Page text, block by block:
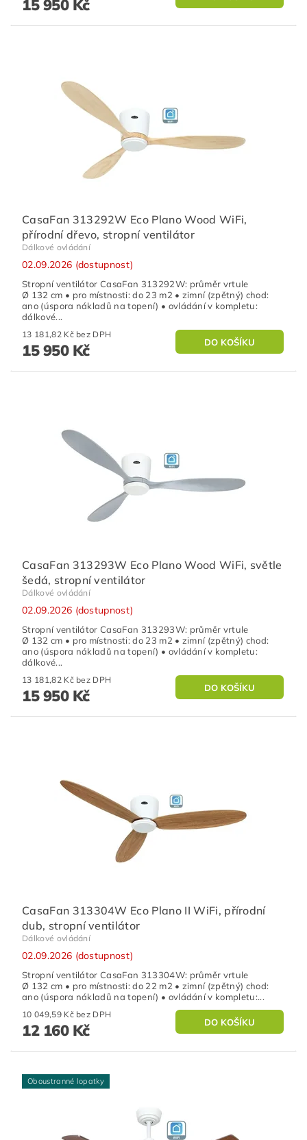
15 950 Kč
CasaFan 313292W Eco Plano Wood WiFi,
přírodní dřevo, stropní ventilátor
Dálkové ovládání
02.09.2026 (dostupnost)
Stropní ventilátor CasaFan 313292W: průměr vrtule
Ø 132 cm • pro místnosti: do 23 m2 • zimní (zpětný) chod:
ano (úspora nákladů na topení) • ovládání v kompletu:
dálkové...
13 181,82 Kč bez DPH
15 950 Kč
CasaFan 313293W Eco Plano Wood WiFi, světle
šedá, stropní ventilátor
Dálkové ovládání
02.09.2026 (dostupnost)
Stropní ventilátor CasaFan 313293W: průměr vrtule
Ø 132 cm • pro místnosti: do 23 m2 • zimní (zpětný) chod:
ano (úspora nákladů na topení) • ovládání v kompletu:
dálkové...
13 181,82 Kč bez DPH
15 950 Kč
CasaFan 313304W Eco Plano II WiFi, přírodní
dub, stropní ventilátor
Dálkové ovládání
02.09.2026 (dostupnost)
Stropní ventilátor CasaFan 313304W: průměr vrtule
Ø 132 cm • pro místnosti: do 22 m2 • zimní (zpětný) chod:
ano (úspora nákladů na topení) • ovládání v kompletu:...
10 049,59 Kč bez DPH
12 160 Kč
Oboustranné lopatky